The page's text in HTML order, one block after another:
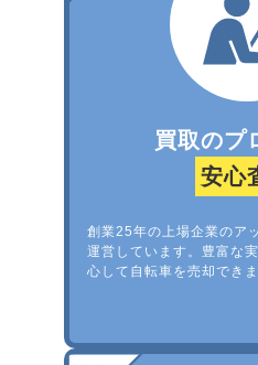
買取のプ
安心
創業25年の上場企業のア
運営しています。豊富な
心して自転車を売却できま